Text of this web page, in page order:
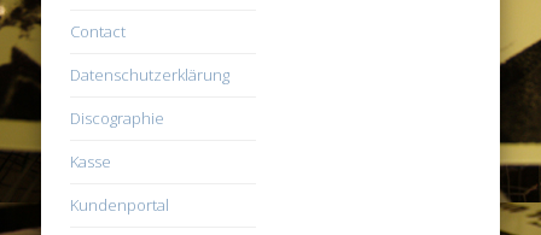
Contact
Datenschutzerklärung
Discographie
Kasse
Kundenportal